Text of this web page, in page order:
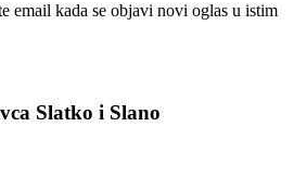
email kada se objavi novi oglas u istim
Slatko i Slano